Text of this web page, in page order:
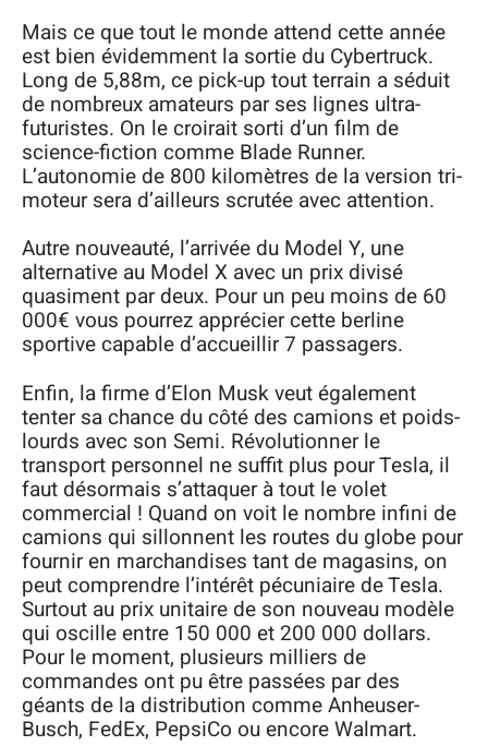
Mais ce que tout le monde attend cette année
est bien évidemment la sortie du Cybertruck.
Long de 5,88m, ce pick-up tout terrain a séduit
de nombreux amateurs par ses lignes ultra-
futuristes. On le croirait sorti d’un film de
science-fiction comme Blade Runner.
L’autonomie de 800 kilomètres de la version tri-
moteur sera d’ailleurs scrutée avec attention.
Autre nouveauté, l’arrivée du Model Y, une
alternative au Model X avec un prix divisé
quasiment par deux. Pour un peu moins de 60
000€ vous pourrez apprécier cette berline
sportive capable d’accueillir 7 passagers.
Enfin, la firme d’Elon Musk veut également
tenter sa chance du côté des camions et poids-
lourds avec son Semi. Révolutionner le
transport personnel ne suffit plus pour Tesla, il
faut désormais s’attaquer à tout le volet
commercial ! Quand on voit le nombre infini de
camions qui sillonnent les routes du globe pour
fournir en marchandises tant de magasins, on
peut comprendre l’intérêt pécuniaire de Tesla.
Surtout au prix unitaire de son nouveau modèle
qui oscille entre 150 000 et 200 000 dollars.
Pour le moment, plusieurs milliers de
commandes ont pu être passées par des
géants de la distribution comme Anheuser-
Busch, FedEx, PepsiCo ou encore Walmart.